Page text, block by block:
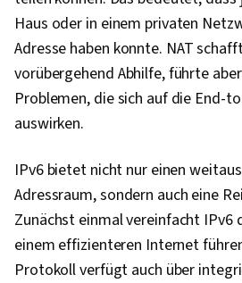
Haus oder in einem privaten
Adresse haben konnte. NAT
vorübergehend Abhilfe, führte
Problemen, die sich auf die End-
auswirken.
IPv6 bietet nicht nur einen
Adressraum, sondern auch eine
Zunächst einmal vereinfacht IPv6
einem effizienteren Internet
Protokoll verfügt auch über